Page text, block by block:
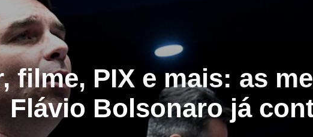
filme, PIX e mais: as
Flávio Bolsonaro já